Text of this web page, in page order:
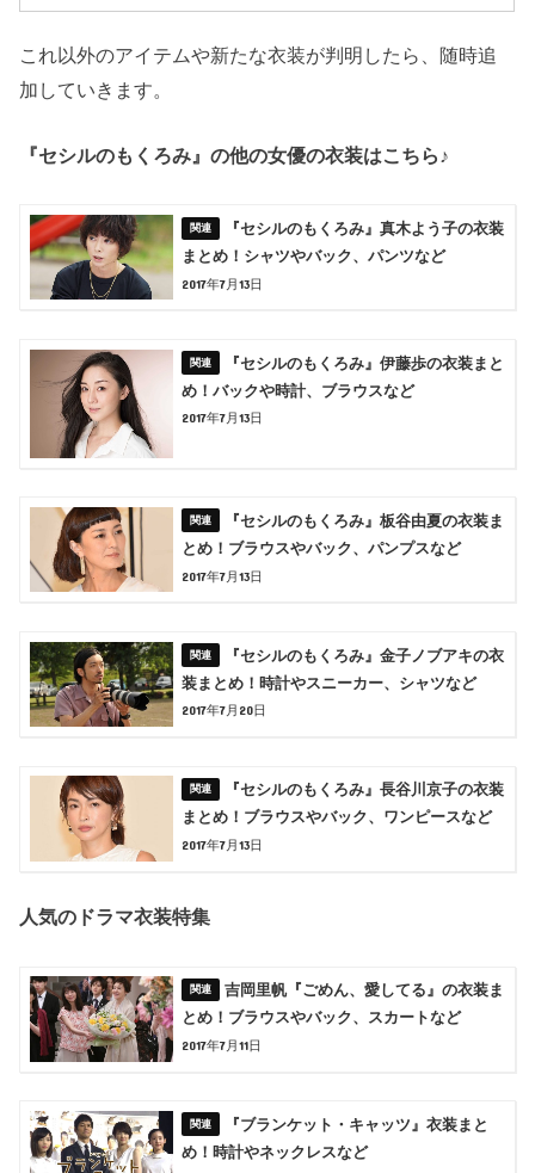
これ以外のアイテムや新たな衣装が判明したら、随時追
加していきます。
『セシルのもくろみ』の他の女優の衣装はこちら♪
『セシルのもくろみ』真木よう子の衣装
まとめ！シャツやバック、パンツなど
2017年7月13日
『セシルのもくろみ』伊藤歩の衣装まと
め！バックや時計、ブラウスなど
2017年7月13日
『セシルのもくろみ』板谷由夏の衣装ま
とめ！ブラウスやバック、パンプスなど
2017年7月13日
『セシルのもくろみ』金子ノブアキの衣
装まとめ！時計やスニーカー、シャツなど
2017年7月20日
『セシルのもくろみ』長谷川京子の衣装
まとめ！ブラウスやバック、ワンピースなど
2017年7月13日
人気のドラマ衣装特集
吉岡里帆『ごめん、愛してる』の衣装ま
とめ！ブラウスやバック、スカートなど
2017年7月11日
『ブランケット・キャッツ』衣装まと
め！時計やネックレスなど